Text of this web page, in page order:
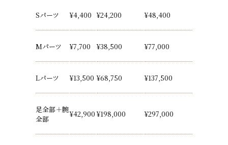
Sパーツ ¥4,400 ¥24,200 ¥48,400
Mパーツ ¥7,700 ¥38,500 ¥77,000
Lパーツ ¥13,500 ¥68,750 ¥137,500
足全部＋腕
全部
¥42,900 ¥198,000 ¥297,000